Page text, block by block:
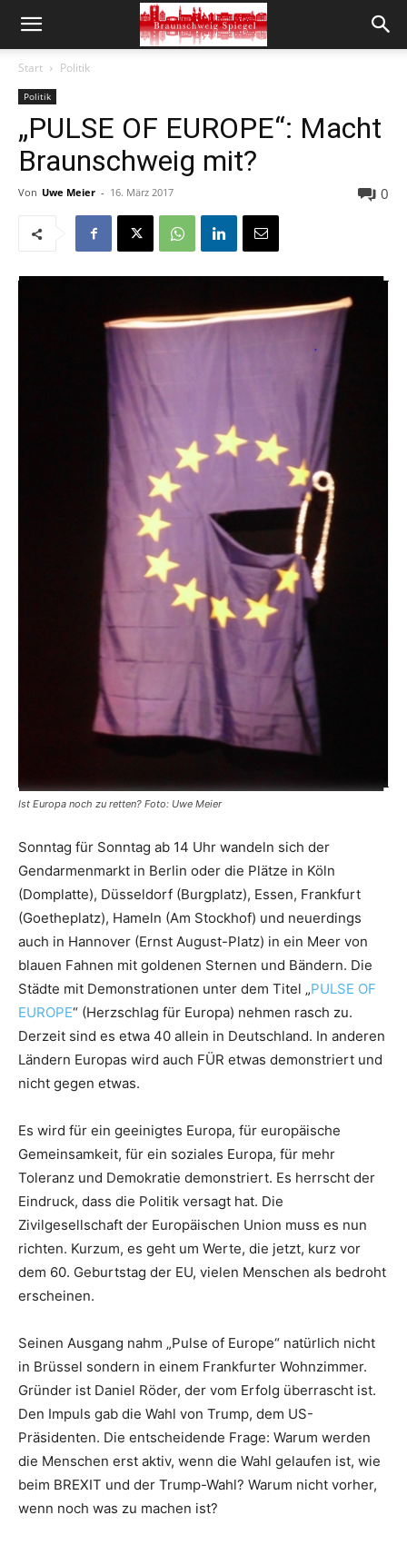
Start Politik
Politik
„PULSE OF EUROPE“: Macht
Braunschweig mit?
Von Uwe Meier - 16. März 2017 0
Ist Europa noch zu retten? Foto: Uwe Meier
Sonntag für Sonntag ab 14 Uhr wandeln sich der
Gendarmenmarkt in Berlin oder die Plätze in Köln
(Domplatte), Düsseldorf (Burgplatz), Essen, Frankfurt
(Goetheplatz), Hameln (Am Stockhof) und neuerdings
auch in Hannover (Ernst August-Platz) in ein Meer von
blauen Fahnen mit goldenen Sternen und Bändern. Die
Städte mit Demonstrationen unter dem Titel „PULSE OF
EUROPE“ (Herzschlag für Europa) nehmen rasch zu.
Derzeit sind es etwa 40 allein in Deutschland. In anderen
Ländern Europas wird auch FÜR etwas demonstriert und
nicht gegen etwas.
Es wird für ein geeinigtes Europa, für europäische
Gemeinsamkeit, für ein soziales Europa, für mehr
Toleranz und Demokratie demonstriert. Es herrscht der
Eindruck, dass die Politik versagt hat. Die
Zivilgesellschaft der Europäischen Union muss es nun
richten. Kurzum, es geht um Werte, die jetzt, kurz vor
dem 60. Geburtstag der EU, vielen Menschen als bedroht
erscheinen.
Seinen Ausgang nahm „Pulse of Europe“ natürlich nicht
in Brüssel sondern in einem Frankfurter Wohnzimmer.
Gründer ist Daniel Röder, der vom Erfolg überrascht ist.
Den Impuls gab die Wahl von Trump, dem US-
Präsidenten. Die entscheidende Frage: Warum werden
die Menschen erst aktiv, wenn die Wahl gelaufen ist, wie
beim BREXIT und der Trump-Wahl? Warum nicht vorher,
wenn noch was zu machen ist?